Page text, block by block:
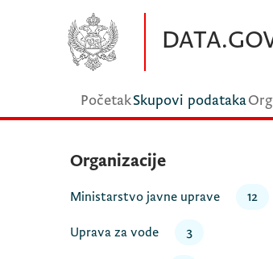
PočetakSkupovi podataka
Organizacije
Ministarstvo javne uprave 12
Uprava za vode 3